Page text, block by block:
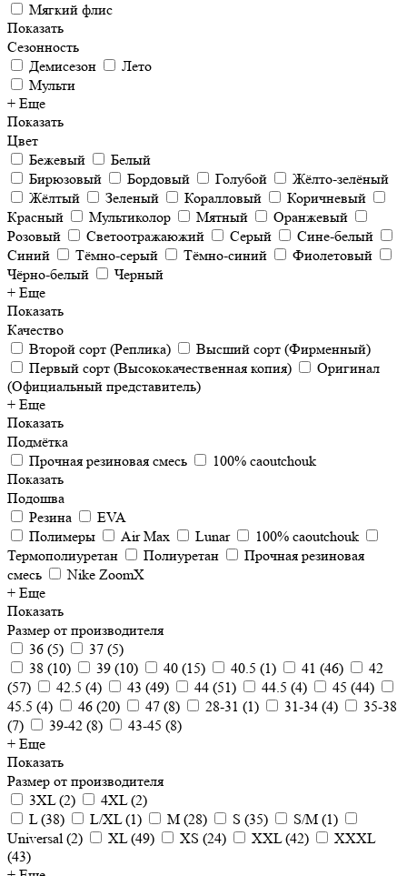
Мягкий флис
Показать
Сезонность
Демисезон
Лето
Мульти
+ Еще
Показать
Цвет
Бежевый
Белый
Бирюзовый
Бордовый Голубой
Жёлто-зелёный
Жёлтый
Зеленый Коралловый
Коричневый
Красный
Мультиколор Мятный
Оранжевый
Розовый
Светоотражаюжий Серый
Сине-белый
Синий
Тёмно-серый Тёмно-синий
Фиолетовый
Чёрно-белый
Черный
+ Еще
Показать
Качество
Второй сорт (Реплика)
Высший сорт (Фирменный)
Первый сорт (Высококачественная копия)
Оригинал
(Официальный представитель)
+ Еще
Показать
Подмётка
Прочная резиновая смесь
100% caoutchouk
Показать
Подошва
Резина
EVA
Полимеры
Air Max Lunar
100% caoutchouk
Термополиуретан
Полиуретан
Прочная резиновая
смесь
Nike ZoomX
+ Еще
Показать
Размер от производителя
36 (5) 37 (5)
38 (10) 39 (10) 40 (15) 40.5 (1) 41 (46)
42
(57) 42.5 (4) 43 (49) 44 (51) 44.5 (4) 45 (44)
45.5 (4) 46 (20) 47 (8) 28-31 (1) 31-34 (4)
35-38
(7) 39-42 (8) 43-45 (8)
+ Еще
Показать
Размер от производителя
3XL(2) 4XL(2)
L(38) L/XL(1) M (28) S (35) S/M (1)
Universal(2) XL(49) XS (24) XXL(42)
XXXL
(43)